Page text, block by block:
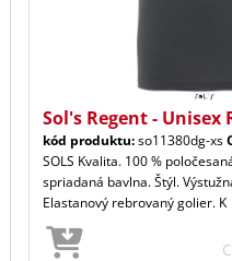
Sol's Regent - Unisex
kód produktu:so11380dg-xs
SOLS Kvalita. 100 %
spriadaná bavlna. Štýl.
Elastanový rebrovaný golier. K